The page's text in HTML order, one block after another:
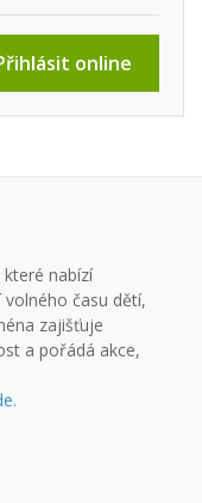
online
nabízí
času dětí,
zajišťuje
a pořádá akce,